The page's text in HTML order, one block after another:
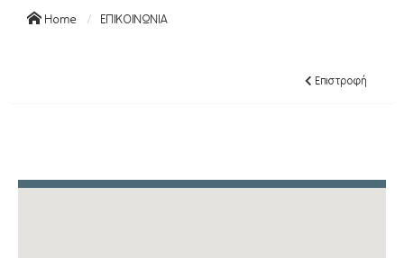
Home ΕΠΙΚΟΙΝΩΝΙΑ
Επιστροφή